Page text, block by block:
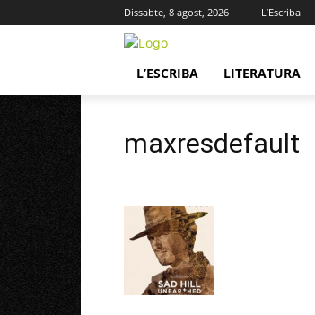
Dissabte, 8 agost, 2026 L’Escriba
L’ESCRIBA LITERATURA
maxresdefault